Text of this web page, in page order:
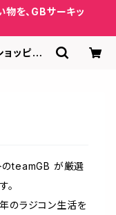
を、GBサーキッ
ッピン
teamGB が厳選
。
のラジコン生活を